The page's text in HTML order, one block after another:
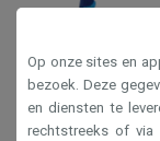
Op onze sites en
bezoek. Deze
en diensten te
rechtstreeks of via